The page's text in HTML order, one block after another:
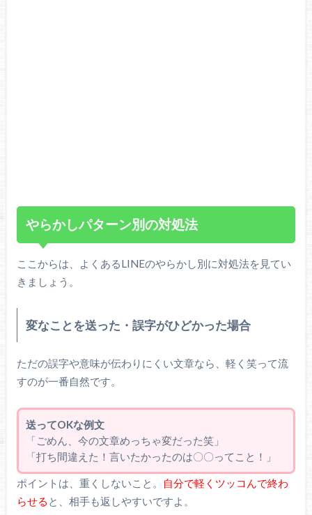
やらかしパターン別の対処法
ここからは、よくあるLINEのやらかし別に対処法を見てい
きましょう。
変なことを送った・誤字がひどかった場合
ただの誤字や意味が伝わりにくい文章なら、軽く笑って流
すのが一番自然です。
送ってOKな例文
「ごめん、今の文章めっちゃ変だった笑」
「打ち間違えた！言いたかったのは〇〇ってこと！」
ポイントは、重くしないこと。
自分で軽くツッコんで終わ
らせる と、相手も返しやすいですよ。